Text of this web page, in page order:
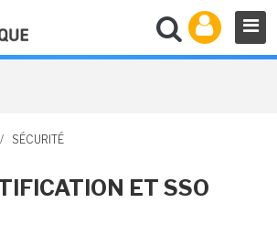
/ SÉCURITÉ
ET SSO